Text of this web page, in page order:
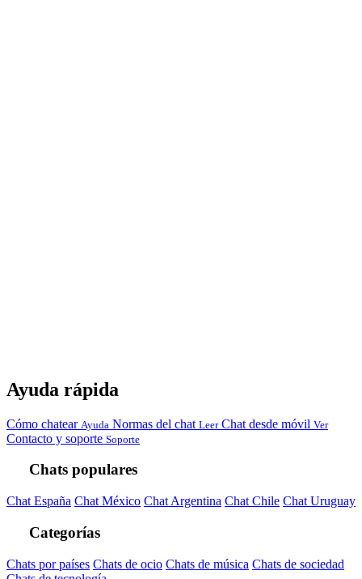
Ayuda rápida
Cómo chatear Ayuda Normas del chat Leer Chat desde móvil Ver
Contacto y soporte Soporte
Chats populares
Chat España Chat México Chat Argentina Chat Chile Chat Uruguay
Categorías
Chats por países Chats de ocio Chats de música Chats de sociedad